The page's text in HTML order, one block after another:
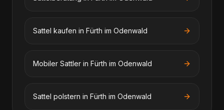
Sattel kaufen in Fürth im Odenwald
Mobiler Sattler in Fürth im Odenwald
Sattel polstern in Fürth im Odenwald